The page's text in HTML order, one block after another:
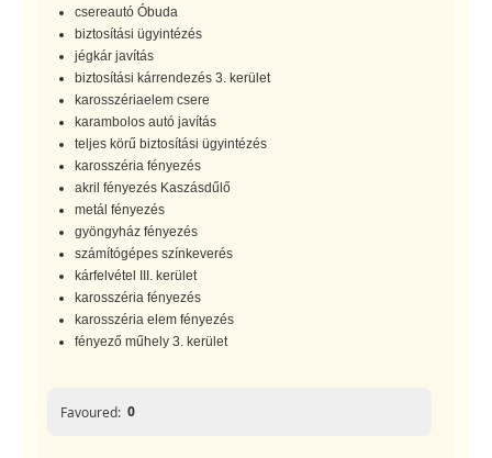
csereautó Óbuda
biztosítási ügyintézés
jégkár javítás
biztosítási kárrendezés 3. kerület
karosszériaelem csere
karambolos autó javítás
teljes körű biztosítási ügyintézés
karosszéria fényezés
akril fényezés Kaszásdűlő
metál fényezés
gyöngyház fényezés
számítógépes színkeverés
kárfelvétel III. kerület
karosszéria fényezés
karosszéria elem fényezés
fényező műhely 3. kerület
Favoured: 0